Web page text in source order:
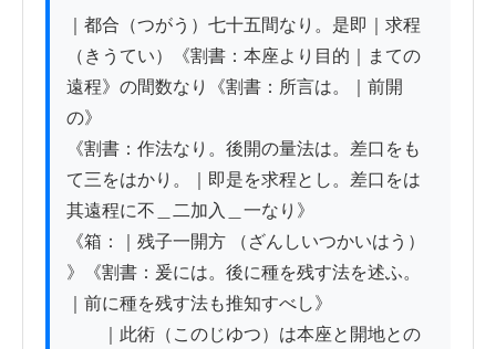
｜都合（つがう）七十五間なり。是即｜求程
（きうてい）《割書：本座より目的｜まての
遠程》の間数なり《割書：所言は。｜前開
の》
《割書：作法なり。後開の量法は。差口をも
て三をはかり。｜即是を求程とし。差口をは
其遠程に不＿二加入＿一なり》
《箱：｜残子一開方 （ざんしいつかいはう）
》《割書：爰には。後に種を残す法を述ふ。
｜前に種を残す法も推知すべし》
｜此術（このじゆつ）は本座と開地との